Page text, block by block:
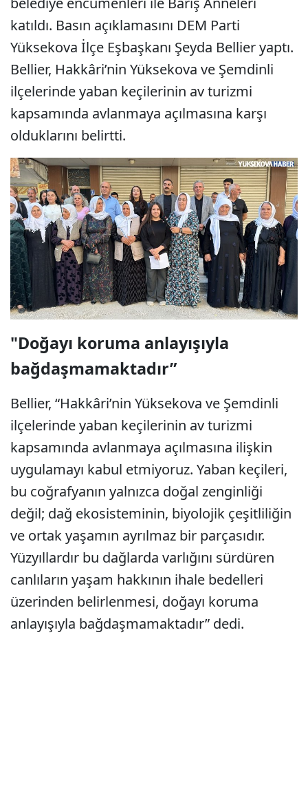
katıldı. Basın açıklamasını DEM Parti
Yüksekova İlçe Eşbaşkanı Şeyda Bellier yaptı.
Bellier, Hakkâri’nin Yüksekova ve Şemdinli
ilçelerinde yaban keçilerinin av turizmi
kapsamında avlanmaya açılmasına karşı
olduklarını belirtti.
"Doğayı koruma anlayışıyla
bağdaşmamaktadır”
Bellier, “Hakkâri’nin Yüksekova ve Şemdinli
ilçelerinde yaban keçilerinin av turizmi
kapsamında avlanmaya açılmasına ilişkin
uygulamayı kabul etmiyoruz. Yaban keçileri,
bu coğrafyanın yalnızca doğal zenginliği
değil; dağ ekosisteminin, biyolojik çeşitliliğin
ve ortak yaşamın ayrılmaz bir parçasıdır.
Yüzyıllardır bu dağlarda varlığını sürdüren
canlıların yaşam hakkının ihale bedelleri
üzerinden belirlenmesi, doğayı koruma
anlayışıyla bağdaşmamaktadır” dedi.